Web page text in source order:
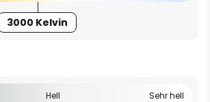
3000 Kelvin
Hell Sehr hell